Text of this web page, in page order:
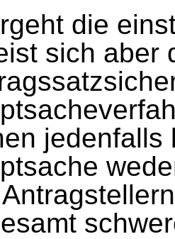
die
sich aber
jedenfalls